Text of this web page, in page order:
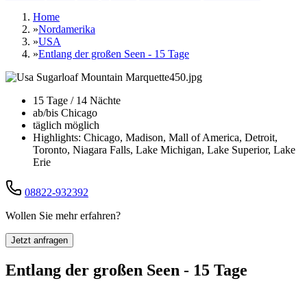
Home
»Nordamerika
»USA
»Entlang der großen Seen - 15 Tage
15 Tage / 14 Nächte
ab/bis Chicago
täglich möglich
Highlights: Chicago, Madison, Mall of America, Detroit,
Toronto, Niagara Falls, Lake Michigan, Lake Superior, Lake
Erie
08822-932392
Wollen Sie mehr erfahren?
Jetzt anfragen
Entlang der großen Seen - 15 Tage